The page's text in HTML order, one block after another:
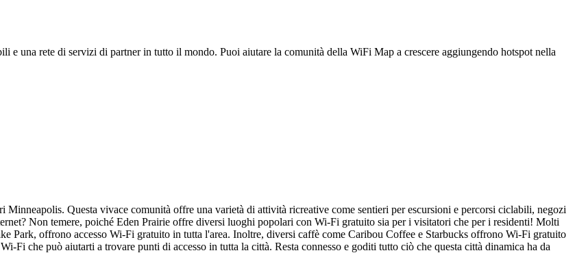
una rete di servizi di partner in tutto il mondo. Puoi aiutare la comunità della WiFi Map a crescere aggiungendo hotspot nella
Minneapolis. Questa vivace comunità offre una varietà di attività ricreative come sentieri per escursioni e percorsi ciclabili, negozi
Non temere, poiché Eden Prairie offre diversi luoghi popolari con Wi-Fi gratuito sia per i visitatori che per i residenti! Molti
Park, offrono accesso Wi-Fi gratuito in tutta l'area. Inoltre, diversi caffè come Caribou Coffee e Starbucks offrono Wi-Fi gratuito
Fi che può aiutarti a trovare punti di accesso in tutta la città. Resta connesso e goditi tutto ciò che questa città dinamica ha da